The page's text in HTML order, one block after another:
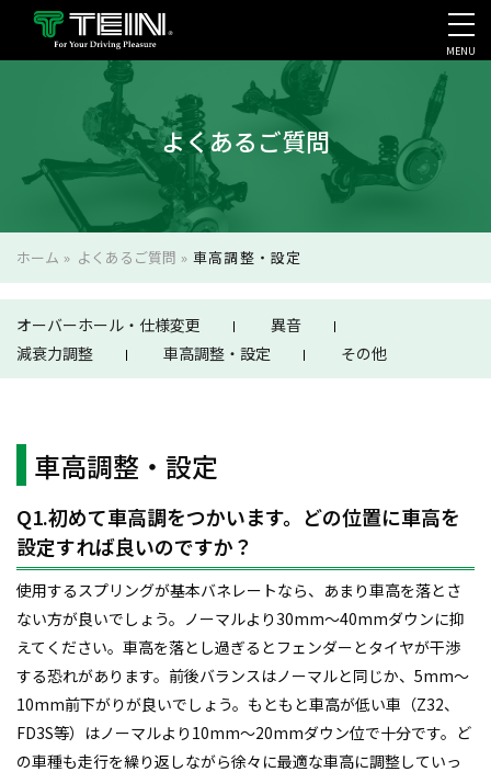
会社案内・採用・IR
MENU
よくあるご質問
ホーム » よくあるご質問 »車高調整・設定
オーバーホール・仕様変更
異音
減衰力調整
車高調整・設定 その他
車高調整・設定
Q1.初めて車高調をつかいます。どの位置に車高を
設定すれば良いのですか？
使用するスプリングが基本バネレートなら、あまり車高を落とさ
ない方が良いでしょう。ノーマルより30mm～40mmダウンに抑
えてください。車高を落とし過ぎるとフェンダーとタイヤが干渉
する恐れがあります。前後バランスはノーマルと同じか、5mm～
10mm前下がりが良いでしょう。もともと車高が低い車（Z32、
FD3S等）はノーマルより10mm～20mmダウン位で十分です。ど
の車種も走行を繰り返しながら徐々に最適な車高に調整していっ